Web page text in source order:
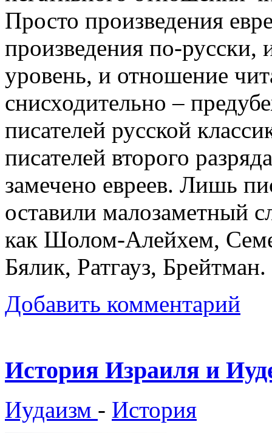
Просто произведения
произведения по-русски,
уровень, и отношение
снисходительно –
писателей русской
писателей второго
замечено евреев. Лишь
оставили малозаметный
как Шолом-Алейхем,
Бялик, Ратгауз, Брейтман.
Добавить комментарий
История Израиля и
Иудаизм - История